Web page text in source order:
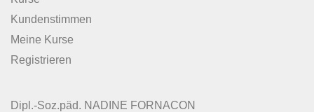
Kundenstimmen
Meine Kurse
Registrieren
Dipl.-Soz.päd. NADINE FORNACON